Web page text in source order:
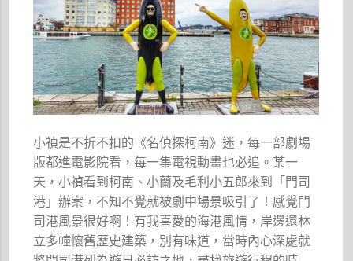
小禎是不折不扣的《名偵探柯南》迷，每一部劇場
版都進電影院看，每一集電視動畫也必追。某一
天，小禎看到柯南、小蘭及毛利小五郎來到「門司
港」辦案，不知不覺就被劇中場景吸引了！感覺門
司港風景很好啊！有我喜愛的海港風情，岸邊還林
立多幢懷舊歷史建築，別有味道，當時內心深處就